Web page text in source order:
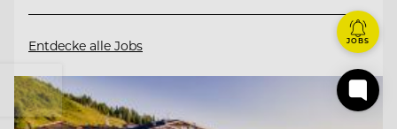
Entdecke alle Jobs JOBS